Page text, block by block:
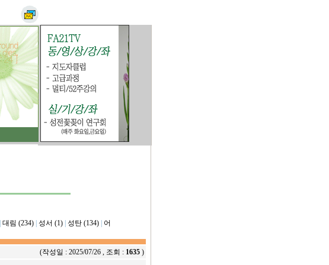
대림 (234)| 성서 (1)| 성탄 (134)|
어
(작성일 : 2025/07/26, 조회 : 1635 )